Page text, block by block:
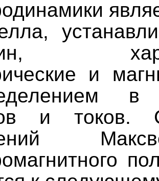
и
в
и токов.